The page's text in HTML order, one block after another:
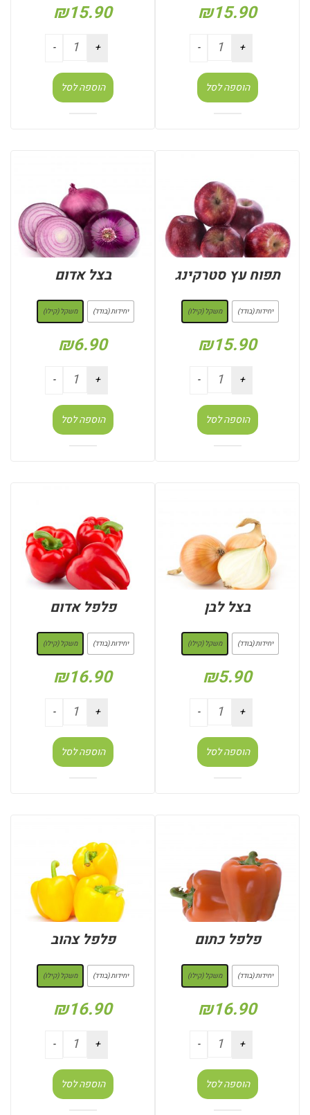
₪15.90
הוספה לסל
₪15.90
הוספה לסל
תפוח עץ סטרקינג
יחידות (בודד) משקל (קילו)
₪15.90
הוספה לסל
בצל אדום
יחידות (בודד) משקל (קילו)
₪6.90
הוספה לסל
בצל לבן
יחידות (בודד) משקל (קילו)
₪5.90
הוספה לסל
פלפל אדום
יחידות (בודד) משקל (קילו)
₪16.90
הוספה לסל
פלפל כתום
יחידות (בודד) משקל (קילו)
₪16.90
הוספה לסל
פלפל צהוב
יחידות (בודד) משקל (קילו)
₪16.90
הוספה לסל